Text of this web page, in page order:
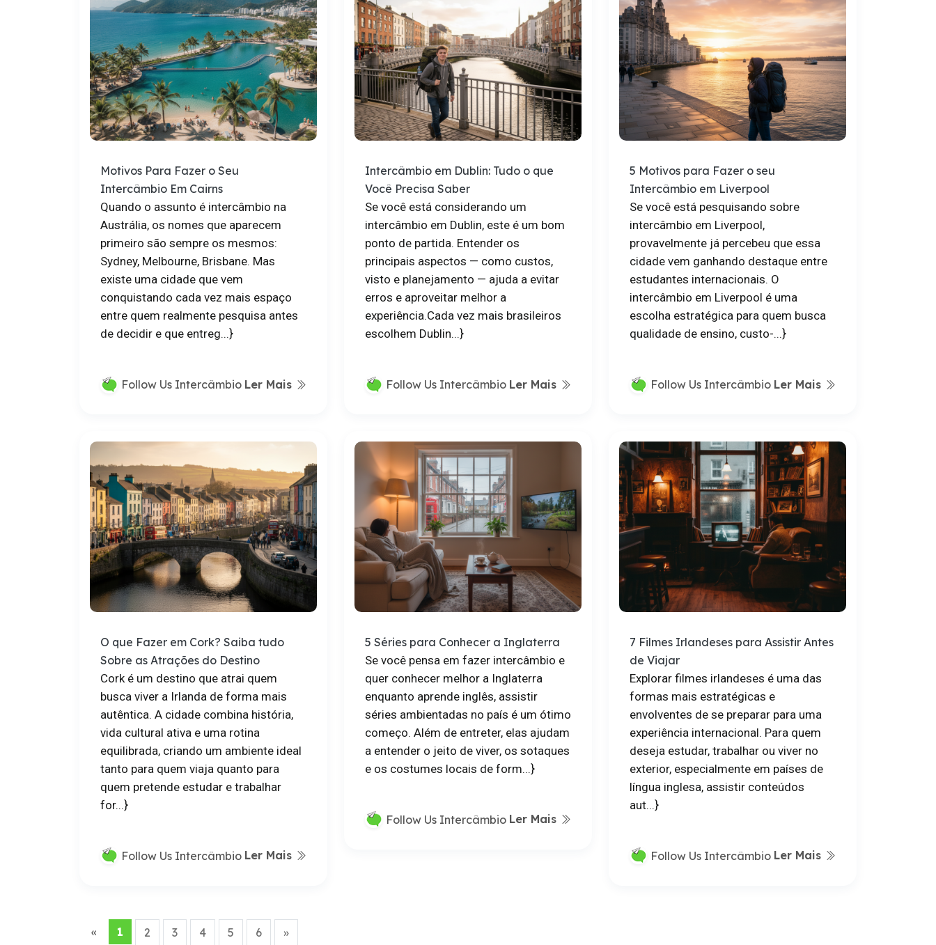
Motivos Para Fazer o Seu
Intercâmbio Em Cairns
Quando o assunto é intercâmbio na
Austrália, os nomes que aparecem
primeiro são sempre os mesmos:
Sydney, Melbourne, Brisbane. Mas
existe uma cidade que vem
conquistando cada vez mais espaço
entre quem realmente pesquisa antes
de decidir e que entreg...}
Follow Us Intercâmbio Ler Mais
Intercâmbio em Dublin: Tudo o que
Você Precisa Saber
Se você está considerando um
intercâmbio em Dublin, este é um bom
ponto de partida. Entender os
principais aspectos — como custos,
visto e planejamento — ajuda a evitar
erros e aproveitar melhor a
experiência.Cada vez mais brasileiros
escolhem Dublin...}
Follow Us Intercâmbio Ler Mais
5 Motivos para Fazer o seu
Intercâmbio em Liverpool
Se você está pesquisando sobre
intercâmbio em Liverpool,
provavelmente já percebeu que essa
cidade vem ganhando destaque entre
estudantes internacionais. O
intercâmbio em Liverpool é uma
escolha estratégica para quem busca
qualidade de ensino, custo-...}
Follow Us Intercâmbio Ler Mais
O que Fazer em Cork? Saiba tudo
Sobre as Atrações do Destino
Cork é um destino que atrai quem
busca viver a Irlanda de forma mais
autêntica. A cidade combina história,
vida cultural ativa e uma rotina
equilibrada, criando um ambiente ideal
tanto para quem viaja quanto para
quem pretende estudar e trabalhar
for...}
Follow Us Intercâmbio Ler Mais
5 Séries para Conhecer a Inglaterra
Se você pensa em fazer intercâmbio e
quer conhecer melhor a Inglaterra
enquanto aprende inglês, assistir
séries ambientadas no país é um ótimo
começo. Além de entreter, elas ajudam
a entender o jeito de viver, os sotaques
e os costumes locais de form...}
Follow Us Intercâmbio Ler Mais
7 Filmes Irlandeses para Assistir Antes
de Viajar
Explorar filmes irlandeses é uma das
formas mais estratégicas e
envolventes de se preparar para uma
experiência internacional. Para quem
deseja estudar, trabalhar ou viver no
exterior, especialmente em países de
língua inglesa, assistir conteúdos
aut...}
Follow Us Intercâmbio Ler Mais
« 1 2 3 4 5 6 »